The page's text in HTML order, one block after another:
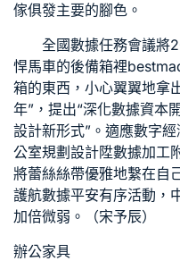
傢俱發主要的腳色。
全國數據任務會議將
悍馬車的後備箱裡
箱的東西，小心翼翼地拿
年”，提出“深化數據資本
設計新形式”。適應數字
公室規劃設計陞數據加工
將蕾絲絲帶優雅地繫在自
護航數據平安有序活動，
加倍微弱。（宋予辰）
辦公家具